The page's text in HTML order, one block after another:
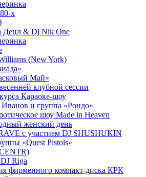
х
Децл & Dj Nik One
(New York)
Май»
клубной сессии
Караоке-шоу
и группа «Рондо»
шоу Made in Heaven
женский день
с участием DJ SHUSHUKIN
«Quest Pistols»
Riga
фирменного компакт-диска КРК